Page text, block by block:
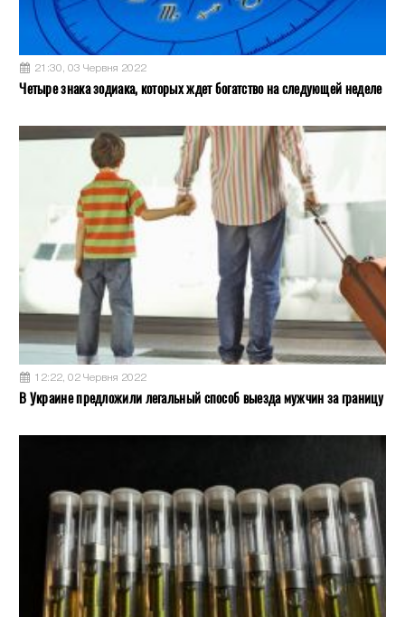
21:30, 03 Червня 2022
Четыре знака зодиака, которых ждет богатство на следующей неделе
12:22, 02 Червня 2022
В Украине предложили легальный способ выезда мужчин за границу